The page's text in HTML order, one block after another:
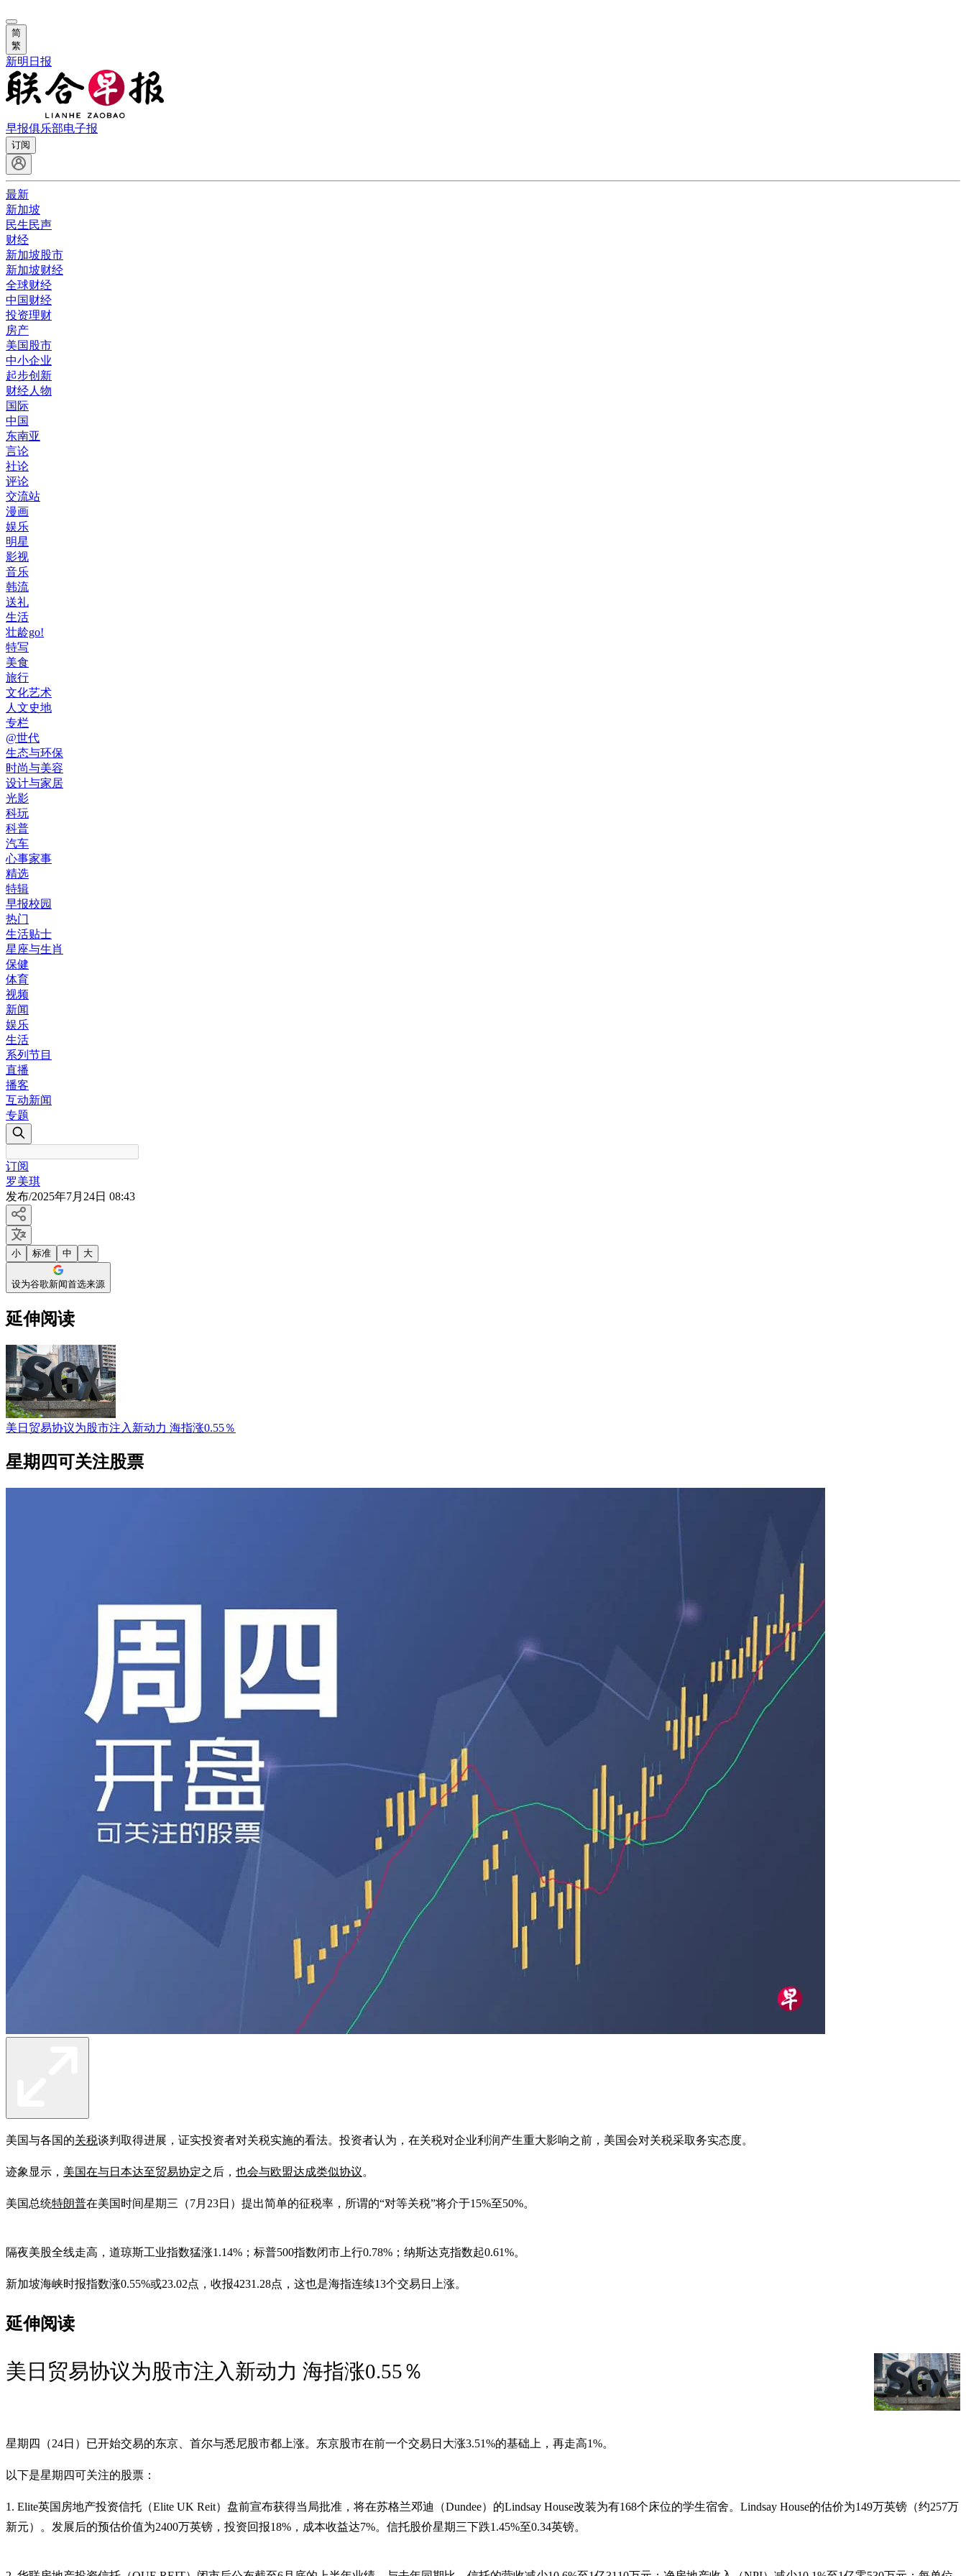
简
繁
新明日报
早报俱乐部电子报
订阅
最新
新加坡
民生民声
财经
新加坡股市
新加坡财经
全球财经
中国财经
投资理财
房产
美国股市
中小企业
起步创新
财经人物
国际
中国
东南亚
言论
社论
评论
交流站
漫画
娱乐
明星
影视
音乐
韩流
送礼
生活
壮龄go!
特写
美食
旅行
文化艺术
人文史地
专栏
@世代
生态与环保
时尚与美容
设计与家居
光影
科玩
科普
汽车
心事家事
精选
特辑
早报校园
热门
生活贴士
星座与生肖
保健
体育
视频
新闻
娱乐
生活
系列节目
直播
播客
互动新闻
专题
订阅
罗美琪
发布/2025年7月24日 08:43
小 标准 中 大
设为谷歌新闻首选来源
延伸阅读
美日贸易协议为股市注入新动力 海指涨0.55％
星期四可关注股票
美国与各国的关税谈判取得进展，证实投资者对关税实施的看法。投资者认为，在关税对企业利润产生重大影响之前，美国会对关税采取务实态度。
迹象显示， 美国在与日本达至贸易协定之后， 也会与欧盟达成类似协议。
美国总统特朗普在美国时间星期三（7月23日）提出简单的征税率，所谓的“对等关税”将介于15%至50%。
隔夜美股全线走高，道琼斯工业指数猛涨1.14%；标普500指数闭市上行0.78%；纳斯达克指数起0.61%。
新加坡海峡时报指数涨0.55%或23.02点，收报4231.28点，这也是海指连续13个交易日上涨。
延伸阅读
美日贸易协议为股市注入新动力 海指涨0.55％
星期四（24日）已开始交易的东京、首尔与悉尼股市都上涨。东京股市在前一个交易日大涨3.51%的基础上，再走高1%。
以下是星期四可关注的股票：
1. Elite英国房地产投资信托（Elite UK Reit）盘前宣布获得当局批准，将在苏格兰邓迪（Dundee）的Lindsay House改装为有168个床位的学生宿舍。Lindsay House的估价为149万英镑（约257万
新元）。发展后的预估价值为2400万英镑，投资回报18%，成本收益达7%。信托股价星期三下跌1.45%至0.34英镑。